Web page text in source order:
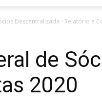
Descentralizada - Relatório e
de
2020